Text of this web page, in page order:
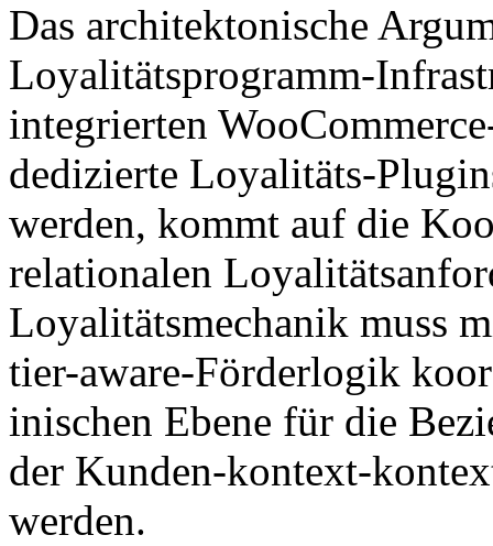
Das architektonische
Loyalitätsprogramm-
integrierten
dedizierte Loyalitäts-
werden, kommt auf die
relationalen
Loyalitätsmechanik muss
tier-aware-Förderlogik
inischen Ebene für die
der Kunden-kontext-
werden.